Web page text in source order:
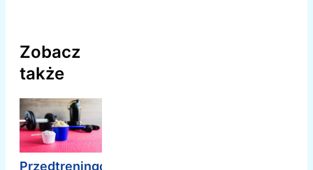
Zobacz
także
Przedtreningówka